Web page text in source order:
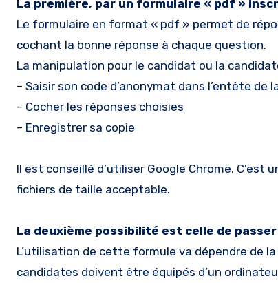
La première, par un formulaire « pdf »
Le formulaire en format « pdf » permet de
cochant la bonne réponse à chaque question.
La manipulation pour le candidat ou la
– Saisir son code d’anonymat dans l’entête
– Cocher les réponses choisies
– Enregistrer sa copie
Il est conseillé d’utiliser Google Chrome.
fichiers de taille acceptable.
La deuxième possibilité est celle de
L’utilisation de cette formule va dépendre de
candidates doivent être équipés d’un